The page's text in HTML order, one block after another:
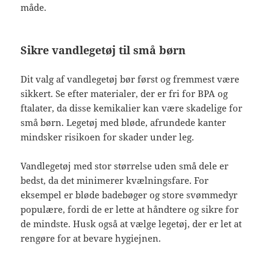
måde.
Sikre vandlegetøj til små børn
Dit valg af vandlegetøj bør først og fremmest være
sikkert. Se efter materialer, der er fri for BPA og
ftalater, da disse kemikalier kan være skadelige for
små børn. Legetøj med bløde, afrundede kanter
mindsker risikoen for skader under leg.
Vandlegetøj med stor størrelse uden små dele er
bedst, da det minimerer kvælningsfare. For
eksempel er bløde badebøger og store svømmedyr
populære, fordi de er lette at håndtere og sikre for
de mindste. Husk også at vælge legetøj, der er let at
rengøre for at bevare hygiejnen.